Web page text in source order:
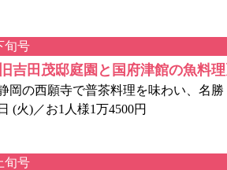
旬号
旧吉田茂邸庭園と国府津館の魚料
岡の西願寺で普茶料理を味わい、名勝
(火)／お1人様1万4500円
旬号